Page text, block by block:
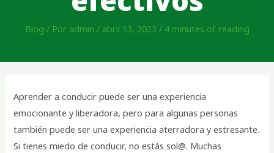
Blog / Por admin / abril 13, 2023 / 4 minutes of reading
Aprender a conducir puede ser una experiencia
emocionante y liberadora, pero para algunas personas
también puede ser una experiencia aterradora y estresante.
Si tienes miedo de conducir, no estás sol@. Muchas